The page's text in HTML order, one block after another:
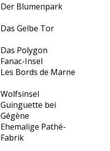
Der Blumenpark
Das Gelbe Tor
Das Polygon
Fanac-Insel
Les Bords de Marne
Wolfsinsel
Guinguette bei
Gégène
Ehemalige Pathé-
Fabrik